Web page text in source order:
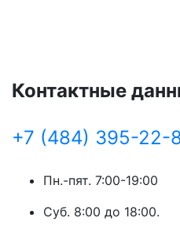
Контактные
+7 (484) 395-22-
Пн.-пят. 7:00-19:00
Суб. 8:00 до 18:00.